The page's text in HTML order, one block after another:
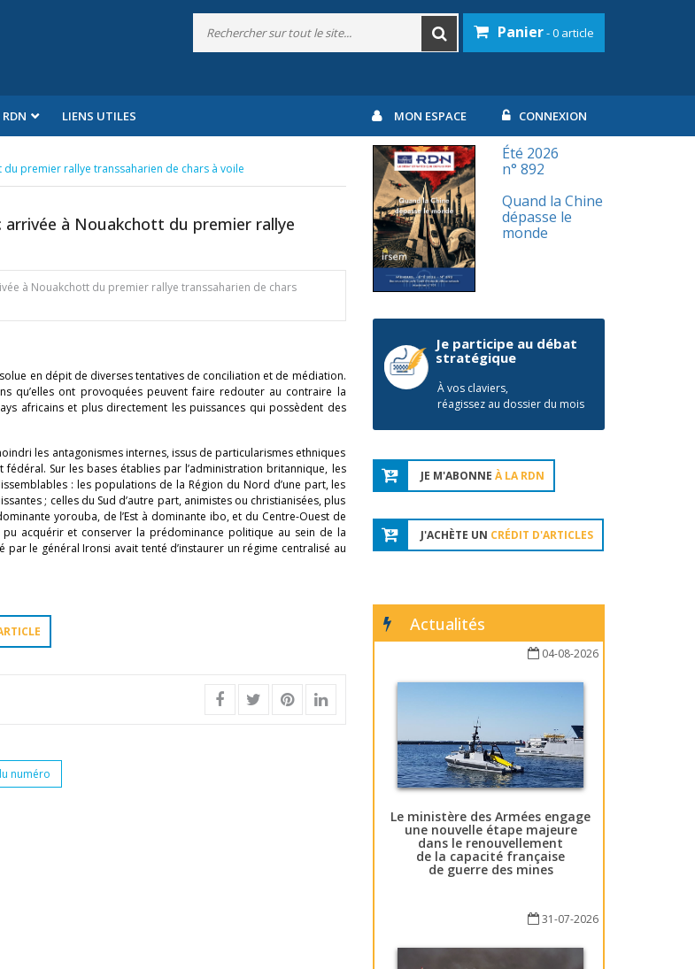
Panier- 0 article
LIENS UTILES MON ESPACE CONNEXION
premier rallye transsaharien de chars à voile
à Nouakchott du premier rallye
à Nouakchott du premier rallye transsaharien de chars
en dépit de diverses tentatives de conciliation et de médiation.
qu’elles ont provoquées peuvent faire redouter au contraire la
africains et plus directement les puissances qui possèdent des
les antagonismes internes, issus de particularismes ethniques
Sur les bases établies par l’administration britannique, les
: les populations de la Région du Nord d’une part, les
; celles du Sud d’autre part, animistes ou christianisées, plus
yorouba, de l’Est à dominante ibo, et du Centre-Ouest de
acquérir et conserver la prédominance politique au sein de la
le général Ironsi avait tenté d’instaurer un régime centralisé au
numéro
Été 2026
n° 892
Quand la Chine
dépasse le
monde
Je participe au débat
stratégique
À vos claviers,
réagissez au dossier du mois
JE M'ABONNE À LA RDN
J'ACHÈTE UN CRÉDIT D'ARTICLES
Actualités
04-08-2026
Le ministère des Armées engage
une nouvelle étape majeure
dans le renouvellement
de la capacité française
de guerre des mines
31-07-2026